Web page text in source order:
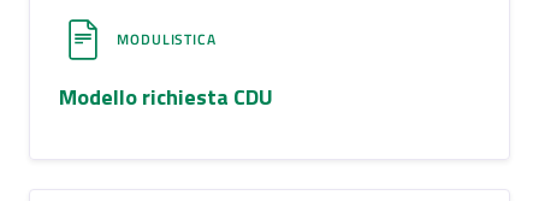
MODULISTICA
Modello richiesta CDU